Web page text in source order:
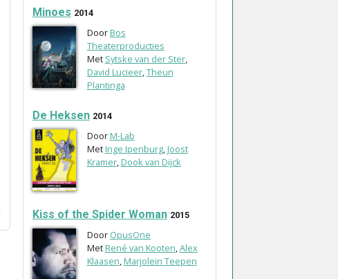
Minoes 2014
DoorBos
Theaterproducties
Met Sytske van der Ster,
David Lucieer,Theun
Plantinga
De Heksen 2014
DoorM-Lab
MetInge Ipenburg,Joost
Kramer,Dook van Dijck
Kiss of the Spider Woman 2015
Door OpusOne
MetRené van Kooten,Alex
Klaasen,Marjolein Teepen